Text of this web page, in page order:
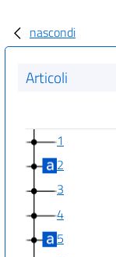
nascondi
Articoli
1
2
3
4
5